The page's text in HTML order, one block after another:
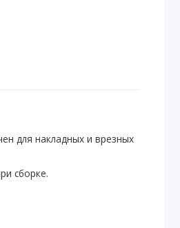
для накладных и врезных
сборке.